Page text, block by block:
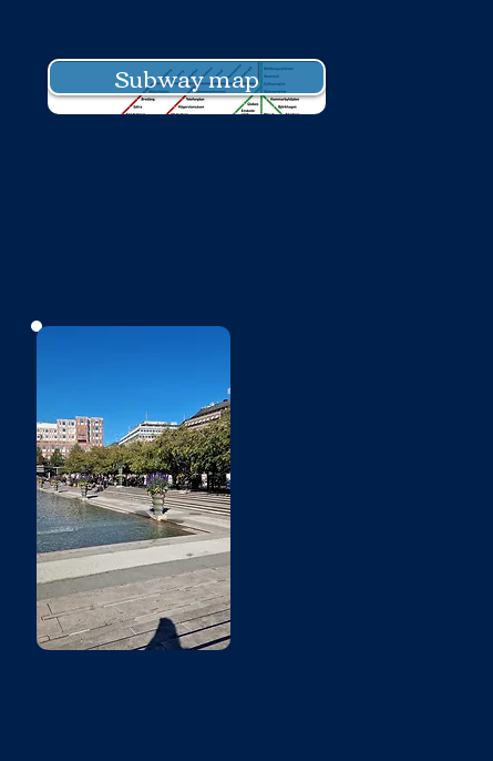
Subway map
No photo